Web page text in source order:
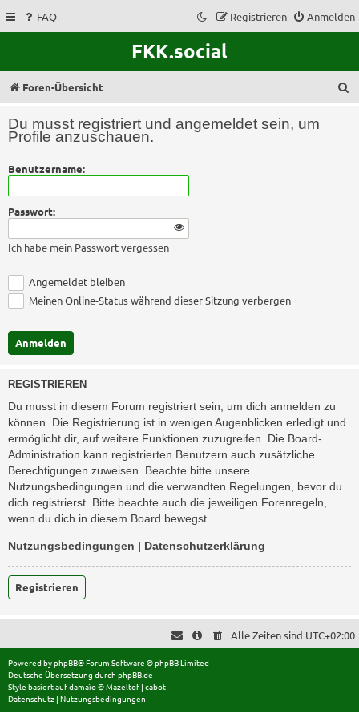
FAQ Anmelden
Registrieren
FKK.social
Foren-Übersicht
h
Du musst registriert und angemeldet sein, um
Profile anzuschauen.
Benutzername:
Passwort:
Ich habe mein Passwort vergessen
Angemeldet bleiben
Meinen Online-Status während dieser Sitzung verbergen
REGISTRIEREN
Du musst in diesem Forum registriert sein, um dich anmelden zu
können. Die Registrierung ist in wenigen Augenblicken erledigt und
ermöglicht dir, auf weitere Funktionen zuzugreifen. Die Board-
Administration kann registrierten Benutzern auch zusätzliche
Berechtigungen zuweisen. Beachte bitte unsere
Nutzungsbedingungen und die verwandten Regelungen, bevor du
dich registrierst. Bitte beachte auch die jeweiligen Forenregeln,
wenn du dich in diesem Board bewegst.
Nutzungsbedingungen | Datenschutzerklärung
Registrieren
Alle Zeiten sind UTC+02:00
Powered byphpBB® Forum Software © phpBB Limited
Deutsche Übersetzung durch phpBB.de
Style basiert aufdamaïo ©Mazeltof | cabot
Datenschutz | Nutzungsbedingungen